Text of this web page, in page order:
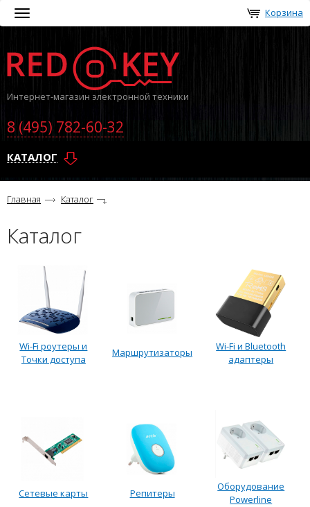
Toggle
navigation
Корзина
Интернет-магазин электронной техники
8 (495) 782-60-32
КАТАЛОГ
Главная Каталог
Каталог
Wi-Fi роутеры и
Точки доступа
Маршрутизаторы
Wi-Fi и Bluetooth
адаптеры
Сетевые карты Репитеры
Оборудование
Powerline